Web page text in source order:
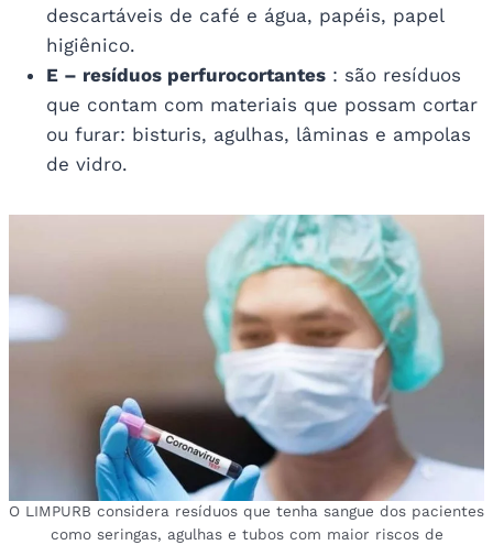
descartáveis de café e água, papéis, papel
higiênico.
E – resíduos perfurocortantes : são resíduos
que contam com materiais que possam cortar
ou furar: bisturis, agulhas, lâminas e ampolas
de vidro.
O LIMPURB considera resíduos que tenha sangue dos pacientes
como seringas, agulhas e tubos com maior riscos de